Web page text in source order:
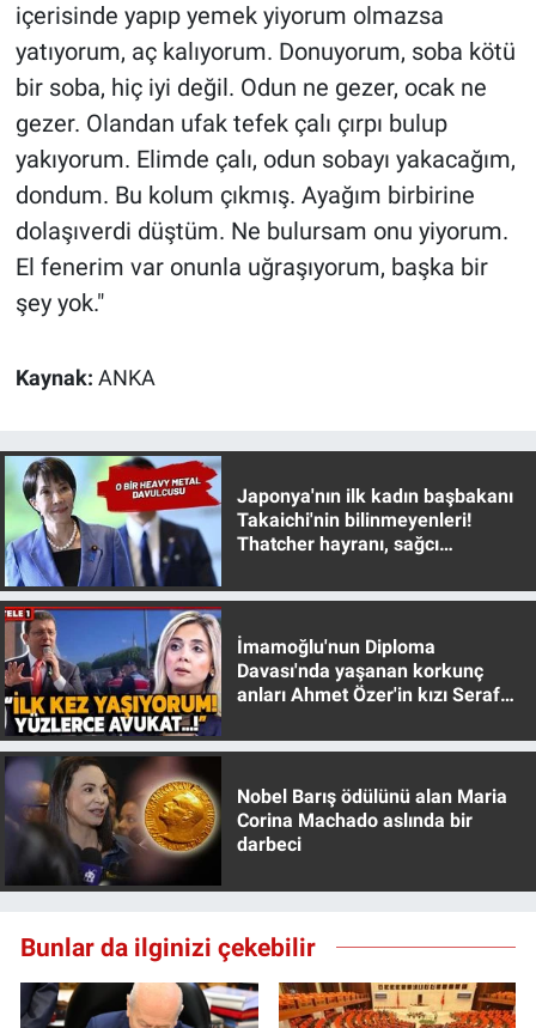
içerisinde yapıp yemek yiyorum olmazsa
yatıyorum, aç kalıyorum. Donuyorum, soba kötü
bir soba, hiç iyi değil. Odun ne gezer, ocak ne
gezer. Olandan ufak tefek çalı çırpı bulup
yakıyorum. Elimde çalı, odun sobayı yakacağım,
dondum. Bu kolum çıkmış. Ayağım birbirine
dolaşıverdi düştüm. Ne bulursam onu yiyorum.
El fenerim var onunla uğraşıyorum, başka bir
şey yok."
Kaynak: ANKA
Japonya'nın ilk kadın başbakanı
Takaichi'nin bilinmeyenleri!
Thatcher hayranı, sağcı
İmamoğlu'nun Diploma
Davası'nda yaşanan korkunç
anları Ahmet Özer'in kızı Seraf
Nobel Barış ödülünü alan Maria
Corina Machado aslında bir
darbeci
Bunlar da ilginizi çekebilir
Canlı Yayın